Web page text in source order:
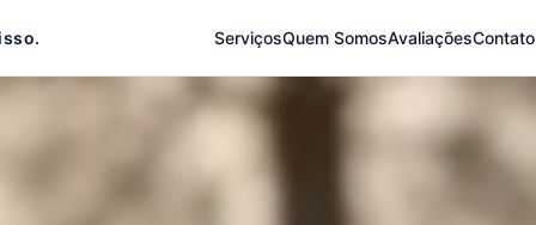
ServiçosQuem SomosAvaliaçõesContato